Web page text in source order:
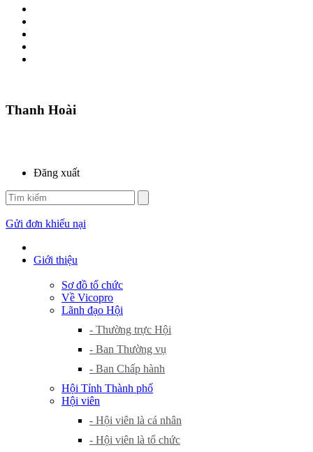
Thanh Hoài
Đăng xuất
Gửi đơn khiếu nại
Giới thiệu
Sơ đồ tổ chức
Về Vicopro
Lãnh đạo Hội
- Thường trực Hội
- Ban Thường vụ
- Ban Chấp hành
Hội Tỉnh Thành phố
Hội viên
- Hội viên là cá nhân
- Hội viên là tổ chức